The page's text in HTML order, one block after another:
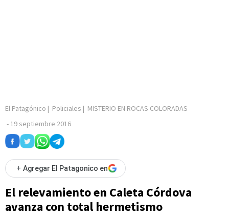
El Patagónico | Policiales | MISTERIO EN ROCAS COLORADAS
- 19 septiembre 2016
+ Agregar El Patagonico en
El relevamiento en Caleta Córdova
avanza con total hermetismo